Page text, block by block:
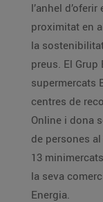
l’anhel
proximitat en
la
preus. El
supermercats
centres de
Online i dona
de persones
13
la seva
Energia.